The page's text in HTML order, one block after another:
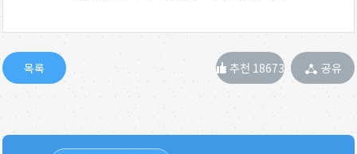
추천 18673 공유